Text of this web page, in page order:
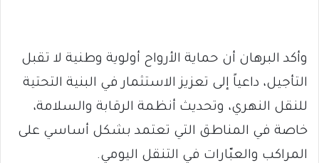
وأكد البرهان أن حماية الأرواح أولوية وطنية لا تقبل
التأجيل، داعياً إلى تعزيز الاستثمار في البنية التحتية
للنقل النهري، وتحديث أنظمة الرقابة والسلامة،
خاصة في المناطق التي تعتمد بشكل أساسي على
المراكب والعبّارات في التنقل اليومي.